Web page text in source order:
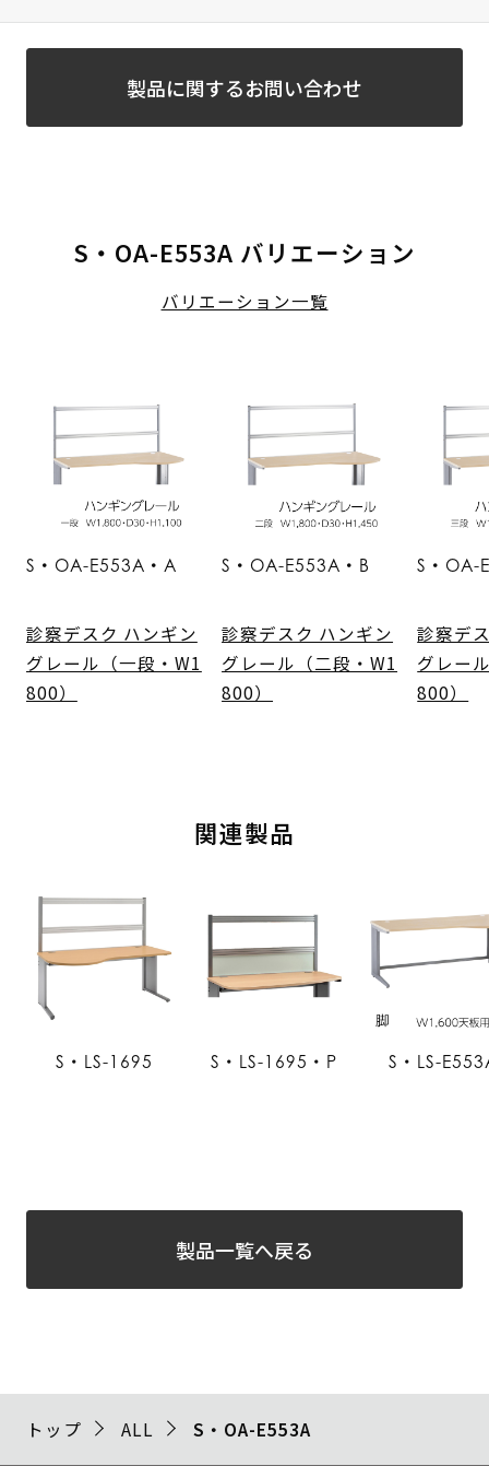
製品に関するお問い合わせ
S・OA-E553A バリエーション
バリエーション一覧
S・OA-E553A・A
診察デスク ハンギン
グレール（一段・W1
800）
S・OA-E553A・B
診察デスク ハンギン
グレール（二段・W1
800）
S・OA-
診察デ
グレー
800）
関連製品
S・LS-1695 S・LS-1695・P S・LS-
製品一覧へ戻る
トップ ALL S・OA-E553A